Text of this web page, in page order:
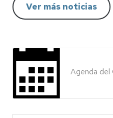
Ver más noticias
Agenda del